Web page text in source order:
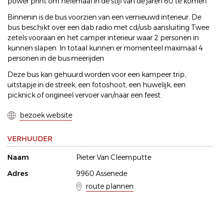
Binnenin is de bus voorzien van een vernieuwd interieur. De
bus beschikt over een dab radio met cd/usb aansluiting Twee
zetels vooraan en het camper interieur waar 2 personen in
kunnen slapen. In totaal kunnen er momenteel maximaal 4
personen in de bus meerijden
Deze bus kan gehuurd worden voor een kampeer trip,
uitstapje in de streek, een fotoshoot, een huwelijk, een
picknick of origineel vervoer van/naar een feest.
bezoek website
VERHUUDER
Naam
Pieter Van Cleemputte
Adres
9960 Assenede
route plannen